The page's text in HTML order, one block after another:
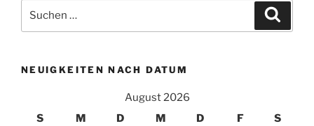
nach:
NEUIGKEITEN NACH DATUM
August 2026
S
M D M D F S